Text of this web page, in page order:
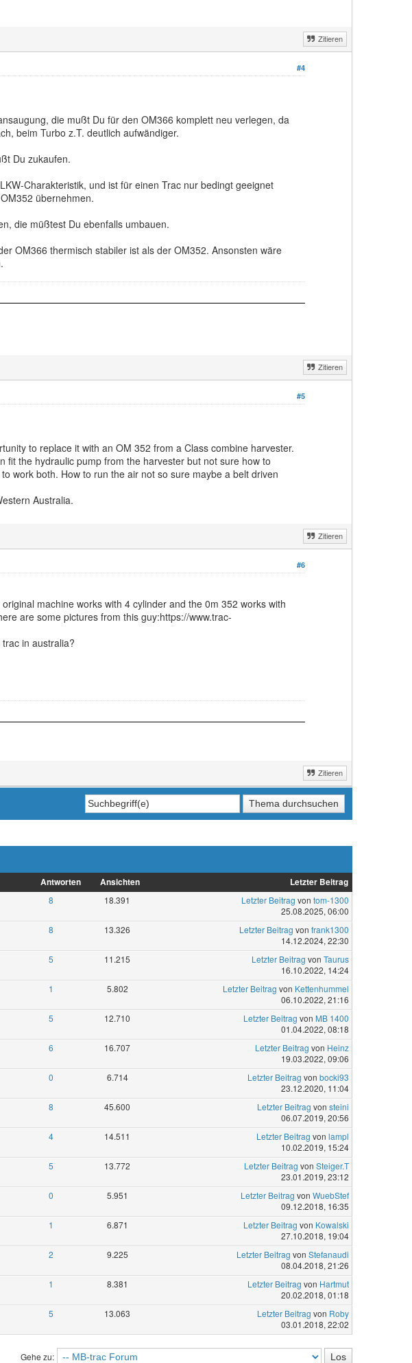
Zitieren
#4
die mußt Du für den OM366 komplett neu verlegen, da
beim Turbo z.T. deutlich aufwändiger.
Du zukaufen.
Charakteristik, und ist für einen Trac nur bedingt geeignet
übernehmen.
die müßtest Du ebenfalls umbauen.
OM366 thermisch stabiler ist als der OM352. Ansonsten wäre
Zitieren
#5
to replace it with an OM 352 from a Class combine harvester.
fit the hydraulic pump from the harvester but not sure how to
work both. How to run the air not so sure maybe a belt driven
Australia.
Zitieren
#6
machine works with 4 cylinder and the 0m 352 works with
are some pictures from this guy:https://www.trac-
in australia?
Zitieren
Antworten Ansichten Letzter Beitrag
8 18.391 Letzter Beitrag von tom-1300
25.08.2025, 06:00
8 13.326 Letzter Beitrag von frank1300
14.12.2024, 22:30
5 11.215 Letzter Beitrag von Taurus
16.10.2022, 14:24
1 5.802 Letzter Beitrag von Kettenhummel
06.10.2022, 21:16
5 12.710 Letzter Beitrag von MB 1400
01.04.2022, 08:18
6 16.707 Letzter Beitrag von Heinz
19.03.2022, 09:06
0 6.714 Letzter Beitrag von bocki93
23.12.2020, 11:04
8 45.600 Letzter Beitrag von steini
06.07.2019, 20:56
4 14.511 Letzter Beitrag von lampl
10.02.2019, 15:24
5 13.772 Letzter Beitrag von Steiger.T
23.01.2019, 23:12
0 5.951 Letzter Beitrag von WuebStef
09.12.2018, 16:35
1 6.871 Letzter Beitrag von Kowalski
27.10.2018, 19:04
2 9.225 Letzter Beitrag von Stefanaudi
08.04.2018, 21:26
1 8.381 Letzter Beitrag von Hartmut
20.02.2018, 01:18
5 13.063 Letzter Beitrag von Roby
03.01.2018, 22:02
Gehe zu: